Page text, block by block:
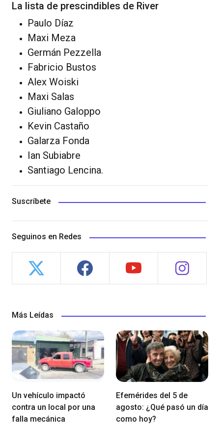
La lista de prescindibles de River
Paulo Díaz
Maxi Meza
Germán Pezzella
Fabricio Bustos
Alex Woiski
Maxi Salas
Giuliano Galoppo
Kevin Castaño
Galarza Fonda
Ian Subiabre
Santiago Lencina.
Suscríbete
Seguinos en Redes
Más Leídas
Un vehículo impactó
contra un local por una
falla mecánica
Efemérides del 5 de
agosto: ¿Qué pasó un día
como hoy?